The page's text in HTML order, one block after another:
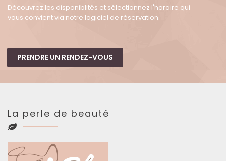
Découvrez les disponiblités et sélectionnez l'horaire qui
vous convient via notre logiciel de réservation.
PRENDRE UN RENDEZ-VOUS
La perle de beauté